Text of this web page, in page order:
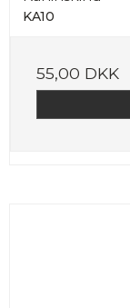
KA10
55,00 DKK